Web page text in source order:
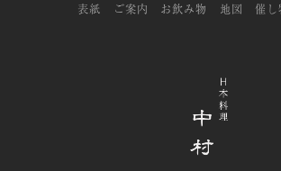
表紙 ご案内 お飲み物 地図 催し